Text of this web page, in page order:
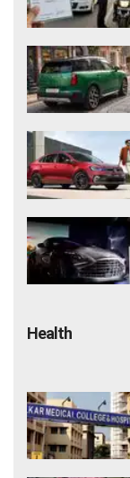
Health